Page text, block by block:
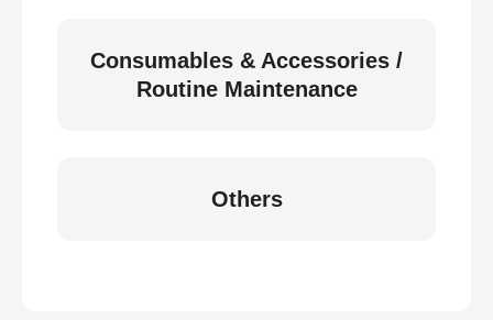
Consumables & Accessories /
Routine Maintenance
Others